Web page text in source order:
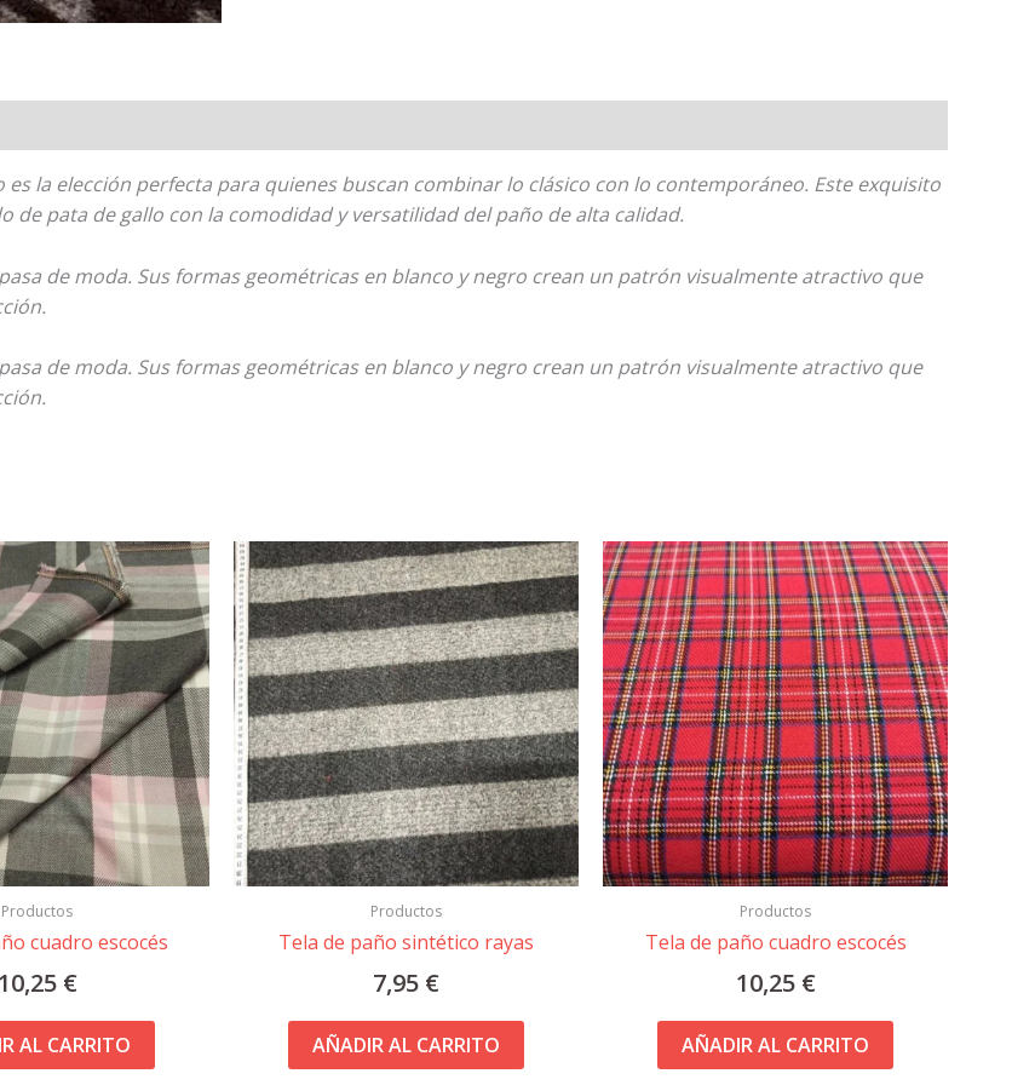
la elección perfecta para quienes buscan combinar lo clásico con lo contemporáneo. Este exquisito
pata de gallo con la comodidad y versatilidad del paño de alta calidad.
de moda. Sus formas geométricas en blanco y negro crean un patrón visualmente atractivo que
de moda. Sus formas geométricas en blanco y negro crean un patrón visualmente atractivo que
Productos
cuadro escocés
10,25 €
AL CARRITO
Productos
Tela de paño sintético rayas
7,95 €
AÑADIR AL CARRITO
Productos
Tela de paño cuadro escocés
10,25 €
AÑADIR AL CARRITO